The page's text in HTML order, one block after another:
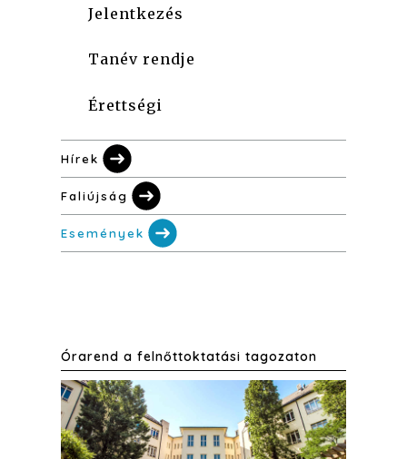
Jelentkezés
Tanév rendje
Érettségi
Hírek
Faliújság
Események
Órarend a felnőttoktatási tagozaton